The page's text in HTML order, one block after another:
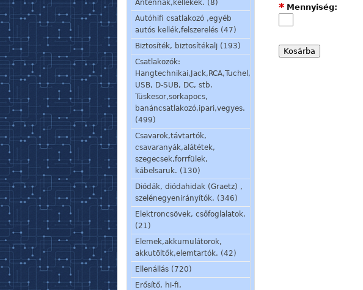
Antennák,kellékek. (8)
Autóhifi csatlakozó ,egyéb
autós kellék,felszerelés (47)
Biztosíték, biztosítékalj (193)
Csatlakozók:
Hangtechnikai,Jack,RCA,Tuchel,
USB, D-SUB, DC, stb.
Tüskesor,sorkapocs,
banáncsatlakozó,ipari,vegyes.
(499)
Csavarok,távtartók,
csavaranyák,alátétek,
szegecsek,forrfülek,
kábelsaruk. (130)
Diódák, diódahidak (Graetz) ,
szelénegyenirányítók. (346)
Elektroncsövek, csőfoglalatok.
(21)
Elemek,akkumulátorok,
akkutöltők,elemtartók. (42)
Ellenállás (720)
Erősítő, hi-fi,
Mennyiség:
*